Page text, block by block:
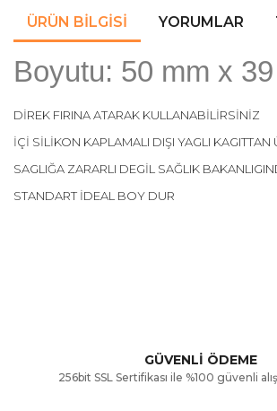
ÜRÜN BILGISI YORUMLAR
Boyutu: 50 mm x
DİREK FIRINA ATARAK KULLANABİLİRSİNİZ
İÇİ SİLİKON KAPLAMALI DIŞI YAGLI KAGITTAN
SAGLIĞA ZARARLI DEGİL SAĞLIK
STANDART İDEAL BOY DUR
Ürün resmi kalitesiz, bozuk veya
GÜVENLİ ÖDEME
256bit SSL Sertifikası ile %100 güvenli